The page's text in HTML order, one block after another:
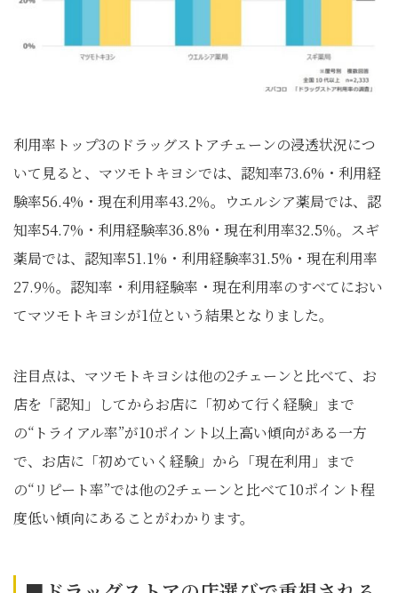
利用率トップ3のドラッグストアチェーンの浸透状況につ
いて見ると、マツモトキヨシでは、認知率73.6%・利用経
験率56.4%・現在利用率43.2％。ウエルシア薬局では、認
知率54.7%・利用経験率36.8%・現在利用率32.5％。スギ
薬局では、認知率51.1%・利用経験率31.5%・現在利用率
27.9％。認知率・利用経験率・現在利用率のすべてにおい
てマツモトキヨシが1位という結果となりました。
注目点は、マツモトキヨシは他の2チェーンと比べて、お
店を「認知」してからお店に「初めて行く経験」まで
の“トライアル率”が10ポイント以上高い傾向がある一方
で、お店に「初めていく経験」から「現在利用」まで
の“リピート率”では他の2チェーンと比べて10ポイント程
度低い傾向にあることがわかります。